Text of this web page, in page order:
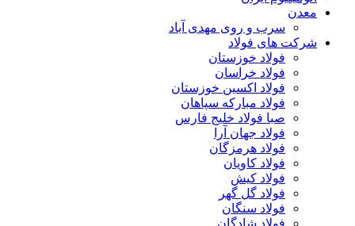
معدن
سرب و روی مهدی آباد
شرکت های فولاد
فولاد خوزستان
فولاد خراسان
فولاد اکسین خوزستان
فولاد مبارکه سپاهان
صبا فولاد خلیج فارس
فولاد جهان آرا
فولاد هرمزگان
فولاد کاویان
فولاد کیش
فولاد گل گهر
فولاد سنگان
فولاد شادگان